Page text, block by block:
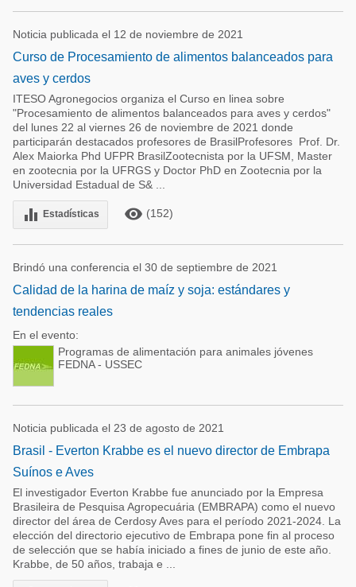
Noticia publicada el 12 de noviembre de 2021
Curso de Procesamiento de alimentos balanceados para
aves y cerdos
ITESO Agronegocios organiza el Curso en linea sobre
"Procesamiento de alimentos balanceados para aves y cerdos"
del lunes 22 al viernes 26 de noviembre de 2021 donde
participarán destacados profesores de BrasilProfesores Prof. Dr.
Alex Maiorka Phd UFPR BrasilZootecnista por la UFSM, Master
en zootecnia por la UFRGS y Doctor PhD en Zootecnia por la
Universidad Estadual de S& ...
equalizer Estadísticas remove_red_eye (152)
Brindó una conferencia el 30 de septiembre de 2021
Calidad de la harina de maíz y soja: estándares y
tendencias reales
En el evento:
Programas de alimentación para animales jóvenes
FEDNA - USSEC
Noticia publicada el 23 de agosto de 2021
Brasil - Everton Krabbe es el nuevo director de Embrapa
Suínos e Aves
El investigador Everton Krabbe fue anunciado por la Empresa
Brasileira de Pesquisa Agropecuária (EMBRAPA) como el nuevo
director del área de Cerdosy Aves para el período 2021-2024. La
elección del directorio ejecutivo de Embrapa pone fin al proceso
de selección que se había iniciado a fines de junio de este año.
Krabbe, de 50 años, trabaja e ...